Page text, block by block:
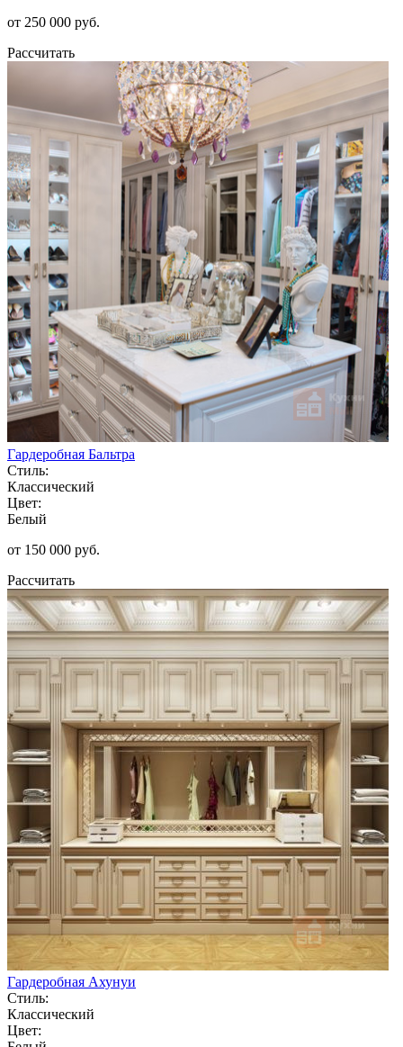
от 250 000 руб.
Рассчитать
Гардеробная Бальтра
Стиль:
Классический
Цвет:
Белый
от 150 000 руб.
Рассчитать
Гардеробная Ахунуи
Стиль:
Классический
Цвет: